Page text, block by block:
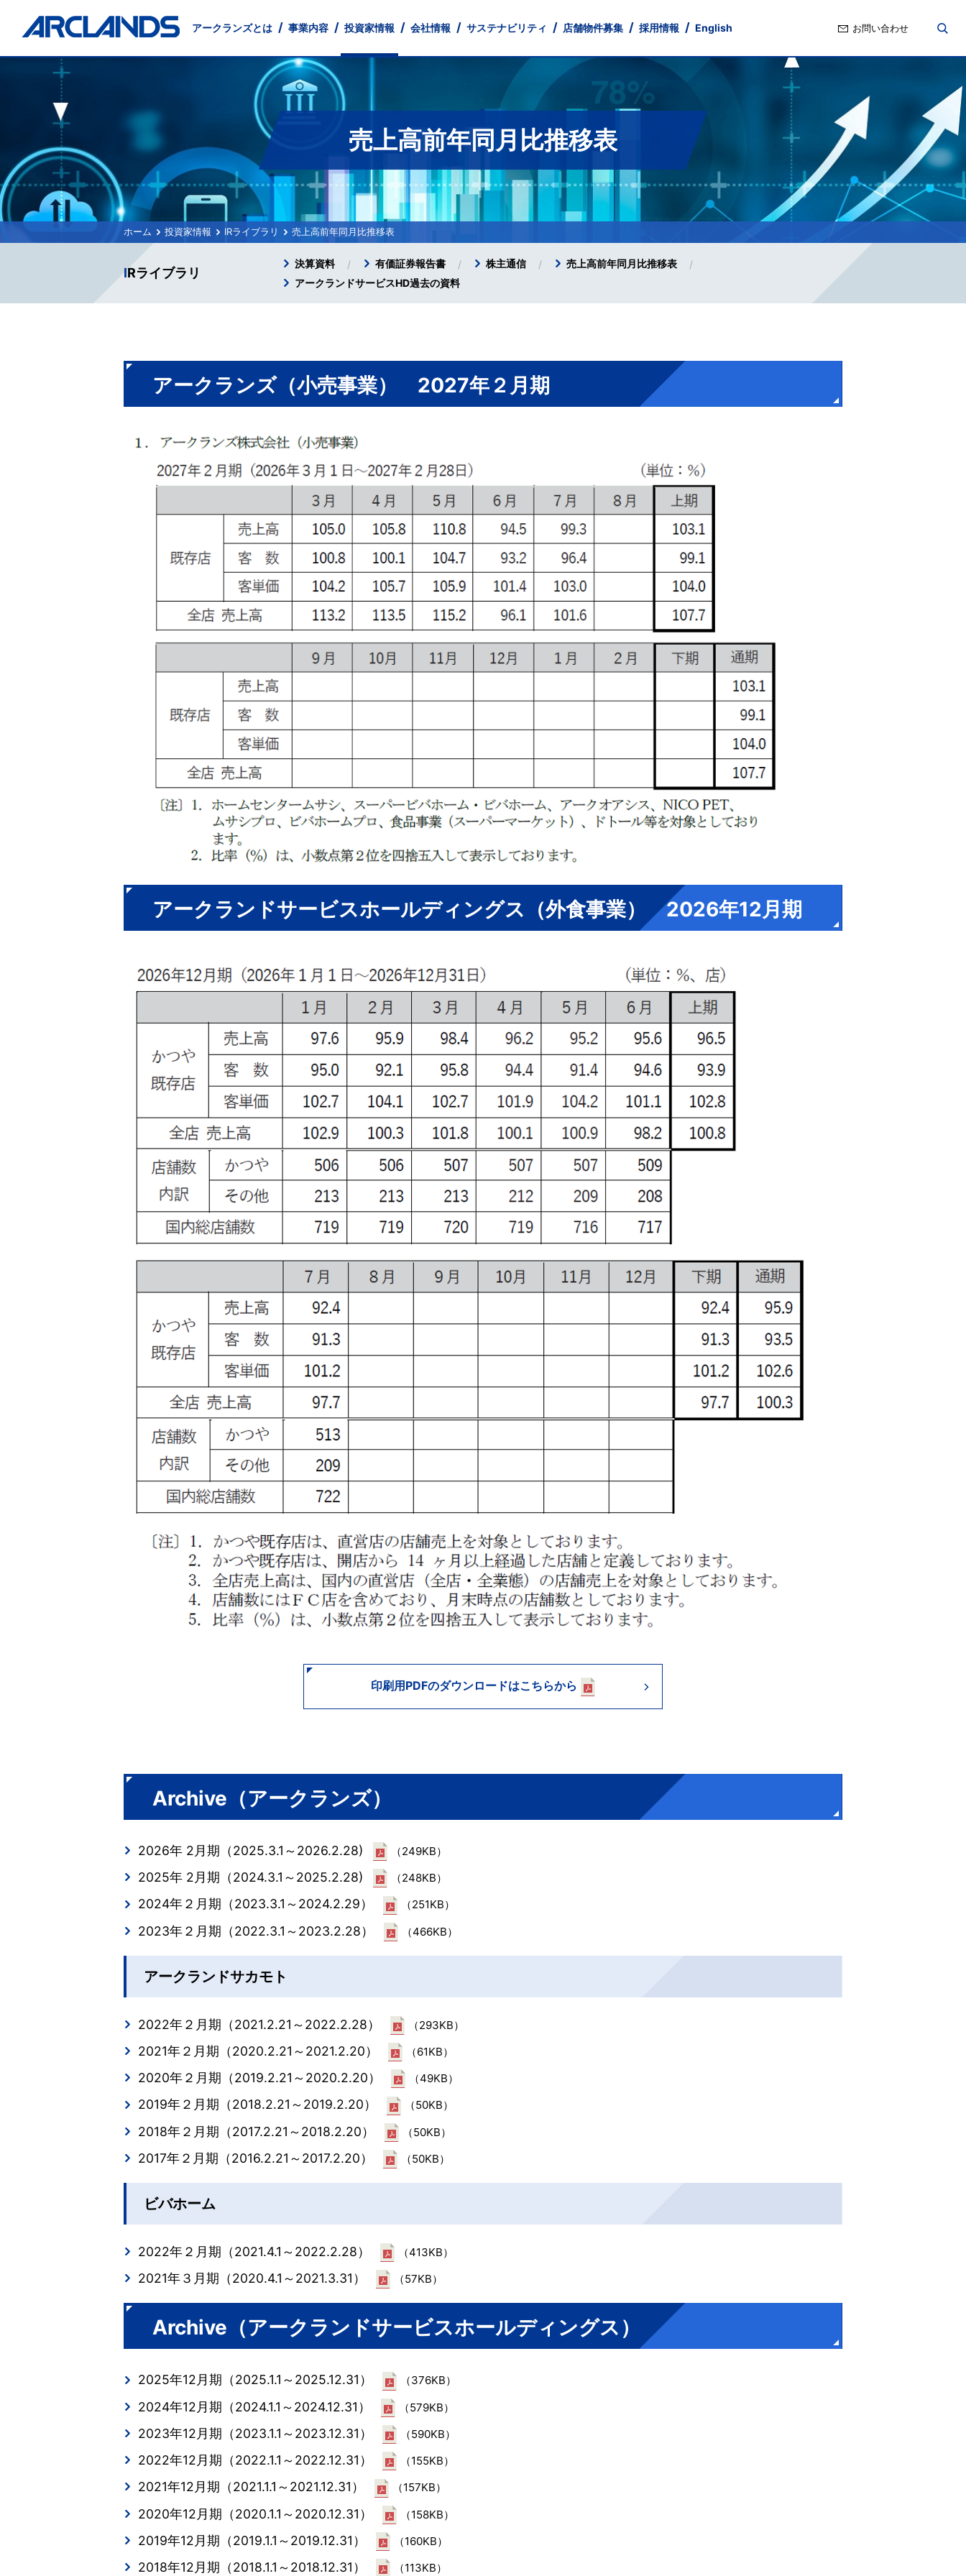
投資家情報 IRライブラリ 売上高前年同月比推移表
売上高前年同月比推移表
IRライブラリ
決算資料 有価証券報告書 株主通信
売上高前年同月比推移表
アークランドサービスHD過去の資料
アークランズ（小売事業） 2027年２月期
アークランドサービスホールディングス（外食事業） 2026年12月期
印刷用PDFのダウンロードはこちらから
Archive（アークランズ）
2026年 2月期（2025.3.1～2026.2.28) （249KB）
2025年 2月期（2024.3.1～2025.2.28) （248KB）
2024年２月期（2023.3.1～2024.2.29） （251KB）
2023年２月期（2022.3.1～2023.2.28） （466KB）
アークランドサカモト
2022年２月期（2021.2.21～2022.2.28） （293KB）
2021年２月期（2020.2.21～2021.2.20） （61KB）
2020年２月期（2019.2.21～2020.2.20） （49KB）
2019年２月期（2018.2.21～2019.2.20） （50KB）
2018年２月期（2017.2.21～2018.2.20） （50KB）
2017年２月期（2016.2.21～2017.2.20） （50KB）
ビバホーム
2022年２月期（2021.4.1～2022.2.28） （413KB）
2021年３月期（2020.4.1～2021.3.31） （57KB）
Archive（アークランドサービスホールディングス）
2025年12月期（2025.1.1～2025.12.31） （376KB）
2024年12月期（2024.1.1～2024.12.31） （579KB）
2023年12月期（2023.1.1～2023.12.31） （590KB）
2022年12月期（2022.1.1～2022.12.31） （155KB）
2021年12月期（2021.1.1～2021.12.31） （157KB）
2020年12月期（2020.1.1～2020.12.31） （158KB）
2019年12月期（2019.1.1～2019.12.31） （160KB）
2018年12月期（2018.1.1～2018.12.31） （113KB）
お問い合わせ
アークランズとは
小売事業 フィットネス事業 不動産事業
事業内容
IRニュース IRライブラリ 株式情報 IRカレンダー
IRよくあるご質問
IRお問い合わせ
電子公告
投資家情報
会社概要 交通アクセス 店舗ネットワーク 経営理念
会社情報
サステナビリティ
環境に配慮した事業経営 地域社会とともに 人的資本情報 健康経営宣言 コーポレート・ガバナンス
サステナビリティ
出店候補地募集 テナント募集
店舗物件募集
新卒採用 インターンシップ 中途採用 パート・アルバイト採用
採用情報
Management Principles Company Profile Our Company IR Library Monthly Trend Stock Information
English